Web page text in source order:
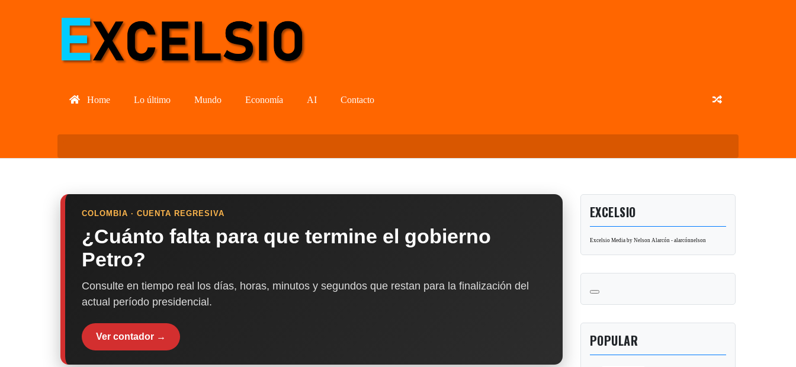
Home Lo último Mundo Economía AI Contacto
COLOMBIA · CUENTA REGRESIVA
¿Cuánto falta para que termine el gobierno
Petro?
Consulte en tiempo real los días, horas, minutos y segundos que restan para la finalización del
actual período presidencial.
Ver contador →
EXCELSIO
Excelsio Media by Nelson Alarcón - alarcónnelson
POPULAR